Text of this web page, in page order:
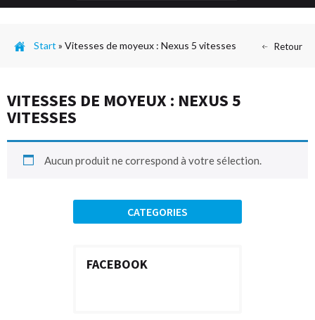
Start » Vitesses de moyeux : Nexus 5 vitesses
CATEGORIES
FACEBOOK
VITESSES DE MOYEUX : NEXUS 5
VITESSES
Aucun produit ne correspond à votre sélection.